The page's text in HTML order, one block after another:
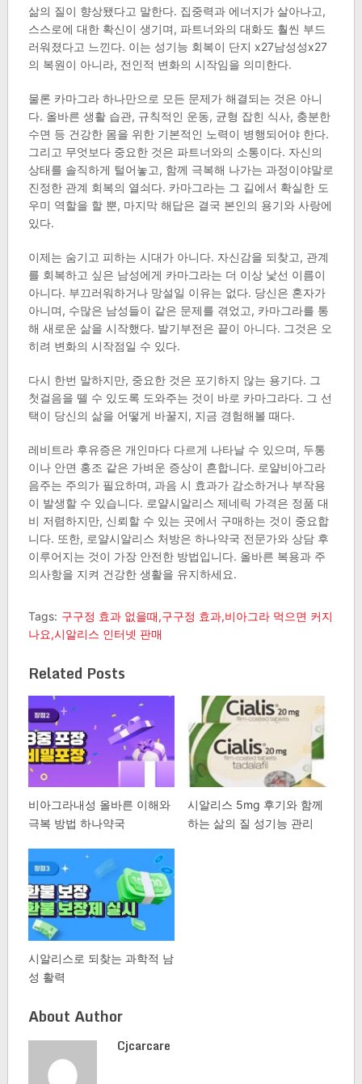
삶의 질이 향상됐다고 말한다. 집중력과 에너지가 살아나고,
스스로에 대한 확신이 생기며, 파트너와의 대화도 훨씬 부드
러워졌다고 느낀다. 이는 성기능 회복이 단지 x27남성성x27
의 복원이 아니라, 전인적 변화의 시작임을 의미한다.
물론 카마그라 하나만으로 모든 문제가 해결되는 것은 아니
다. 올바른 생활 습관, 규칙적인 운동, 균형 잡힌 식사, 충분한
수면 등 건강한 몸을 위한 기본적인 노력이 병행되어야 한다.
그리고 무엇보다 중요한 것은 파트너와의 소통이다. 자신의
상태를 솔직하게 털어놓고, 함께 극복해 나가는 과정이야말로
진정한 관계 회복의 열쇠다. 카마그라는 그 길에서 확실한 도
우미 역할을 할 뿐, 마지막 해답은 결국 본인의 용기와 사랑에
있다.
이제는 숨기고 피하는 시대가 아니다. 자신감을 되찾고, 관계
를 회복하고 싶은 남성에게 카마그라는 더 이상 낯선 이름이
아니다. 부끄러워하거나 망설일 이유는 없다. 당신은 혼자가
아니며, 수많은 남성들이 같은 문제를 겪었고, 카마그라를 통
해 새로운 삶을 시작했다. 발기부전은 끝이 아니다. 그것은 오
히려 변화의 시작점일 수 있다.
다시 한번 말하지만, 중요한 것은 포기하지 않는 용기다. 그
첫걸음을 뗄 수 있도록 도와주는 것이 바로 카마그라다. 그 선
택이 당신의 삶을 어떻게 바꿀지, 지금 경험해볼 때다.
레비트라 후유증은 개인마다 다르게 나타날 수 있으며, 두통
이나 안면 홍조 같은 가벼운 증상이 흔합니다. 로얄비아그라
음주는 주의가 필요하며, 과음 시 효과가 감소하거나 부작용
이 발생할 수 있습니다. 로얄시알리스 제네릭 가격은 정품 대
비 저렴하지만, 신뢰할 수 있는 곳에서 구매하는 것이 중요합
니다. 또한, 로얄시알리스 처방은 하나약국 전문가와 상담 후
이루어지는 것이 가장 안전한 방법입니다. 올바른 복용과 주
의사항을 지켜 건강한 생활을 유지하세요.
Tags: 구구정 효과 없을때,구구정 효과,비아그라 먹으면 커지
나요,시알리스 인터넷 판매
Related Posts
비아그라내성 올바른 이해와
극복 방법 하나약국
시알리스 5mg 후기와 함께
하는 삶의 질 성기능 관리
시알리스로 되찾는 과학적 남
성 활력
About Author
Cjcarcare